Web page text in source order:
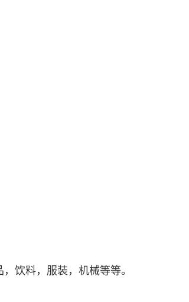
饮料，服装，机械等等。